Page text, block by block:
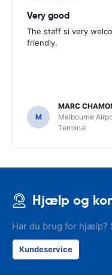
Very good
The staff si very
friendly.
M
MARC
Melbourne
Terminal
Hjælp og
Har du brug for hjælp?
Kundeservice